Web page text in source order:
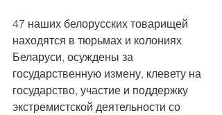
47 наших белорусских товарищей
находятся в тюрьмах и колониях
Беларуси, осуждены за
государственную измену, клевету на
государство, участие и поддержку
экстремистской деятельности со